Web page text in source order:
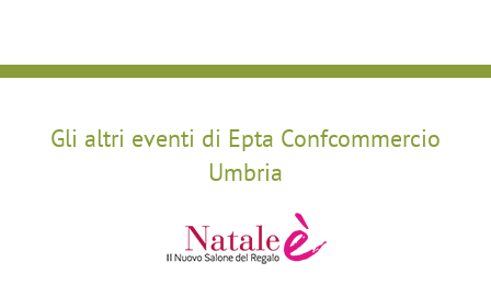
Gli altri eventi di Epta Confcommercio
Umbria